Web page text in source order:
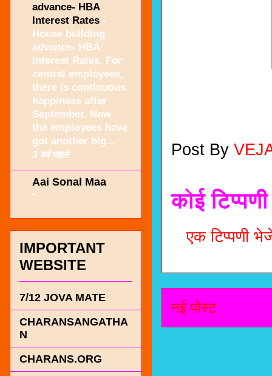
Post By
कोई
एक टिप्पणी
नई पोस्ट
advance- HBA
Interest Rates -
House building
advance- HBA
Interest Rates. For
central employees,
there is continuous
happiness after
September. Now
the employees have
got another big...
3 वर्ष पहले
Aai Sonal Maa
-
IMPORTANT
WEBSITE
7/12 JOVA MATE
CHARANSANGATHA
N
CHARANS.ORG